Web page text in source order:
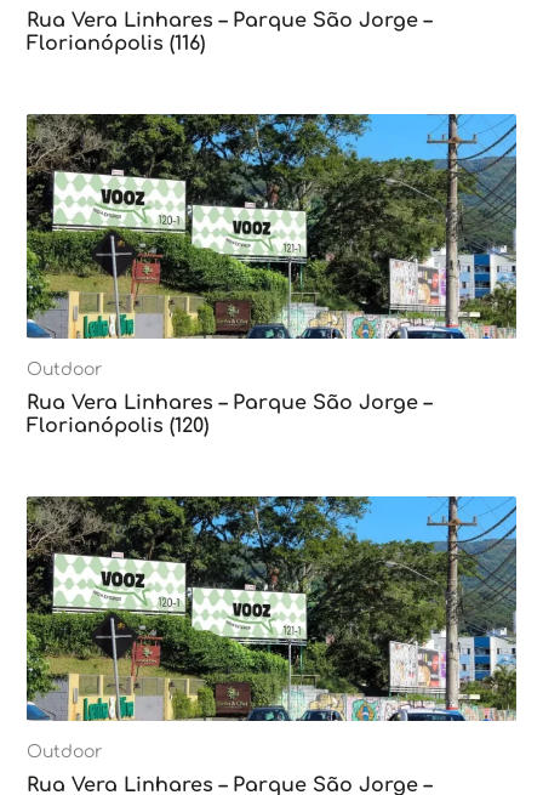
Rua Vera Linhares – Parque São Jorge –
Florianópolis (116)
Outdoor
Rua Vera Linhares – Parque São Jorge –
Florianópolis (120)
Outdoor
Rua Vera Linhares – Parque São Jorge –